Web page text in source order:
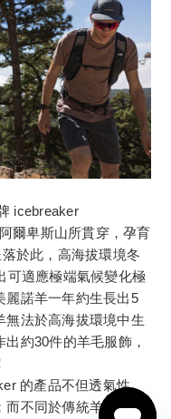
icebreaker
爾卑斯山所貫穿，孕育
於此，高海拔環境冬
可適應極端氣候變化極
麗諾羊一年約生長出5
無法於高海拔環境中生
約30件的羊毛服飾，
的產品不但透氣性
不同於傳統羊毛的纖